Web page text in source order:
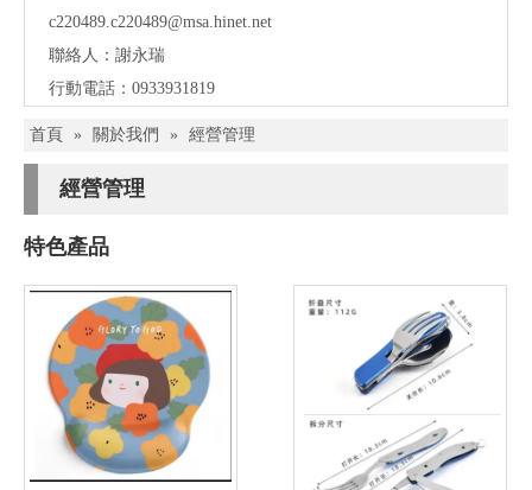
c220489.c220489@msa.hinet.net
聯絡人：謝永瑞
行動電話：0933931819
首頁 » 關於我們 » 經營管理
經營管理
特色產品